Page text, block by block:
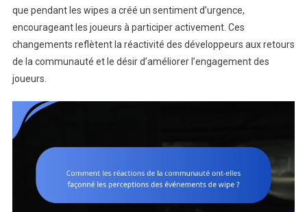
que pendant les wipes a créé un sentiment d’urgence,
encourageant les joueurs à participer activement. Ces
changements reflètent la réactivité des développeurs aux retours
de la communauté et le désir d’améliorer l’engagement des
joueurs.